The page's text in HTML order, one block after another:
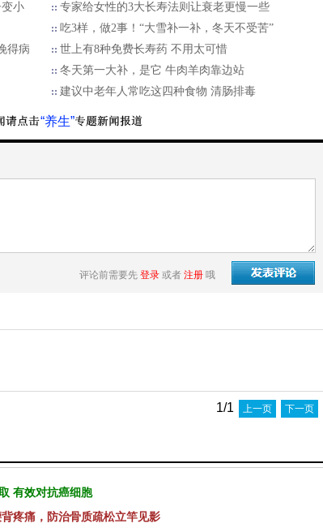
小
专家给女性的3大长寿法则让衰老更慢一些
吃3样，做2事！“大雪补一补，冬天不受苦”
得病
世上有8种免费长寿药 不用太可惜
冬天第一大补，是它 牛肉羊肉靠边站
建议中老年人常吃这四种食物 清肠排毒
“养生”
评论前需要先 登录 或者 注册 哦
1/1 上一页 下一页
有效对抗癌细胞
疼痛，防治骨质疏松立竿见影